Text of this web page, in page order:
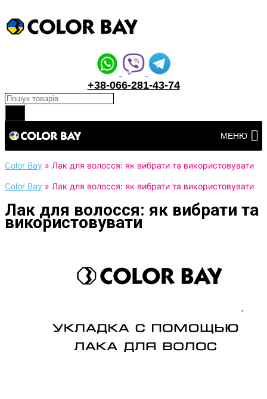
+38-066-281-43-74
Products search
до
вмісту
МЕНЮ
Color Bay » Лак для волосся: як вибрати та використовувати
Color Bay » Лак для волосся: як вибрати та використовувати
Лак для волосся: як вибрати та
використовувати